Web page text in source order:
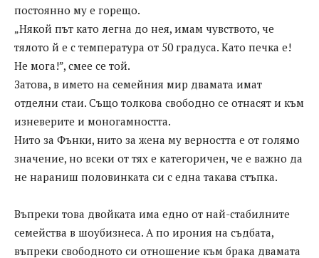
постоянно му е горещо.
„Някой път като легна до нея, имам чувството, че
тялото й е с температура от 50 градуса. Като печка е!
Не мога!”, смее се той.
Затова, в името на семейния мир двамата имат
отделни стаи. Също толкова свободно се отнасят и към
изневерите и моногамността.
Нито за Фънки, нито за жена му верността е от голямо
значение, но всеки от тях е категоричен, че е важно да
не нараниш половинката си с една такава стъпка.
Въпреки това двойката има едно от най-стабилните
семейства в шоубизнеса. А по ирония на съдбата,
въпреки свободното си отношение към брака двамата